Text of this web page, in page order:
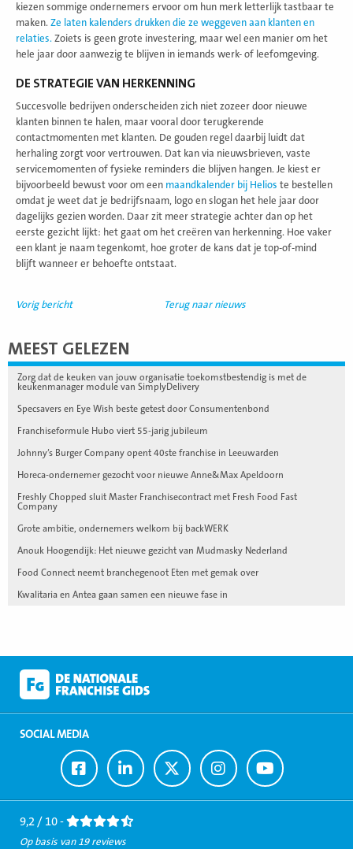
kiezen sommige ondernemers ervoor om hun merk letterlijk tastbaar te
maken. Ze laten kalenders drukken die ze weggeven aan klanten en
relaties. Zoiets is geen grote investering, maar wel een manier om het
hele jaar door aanwezig te blijven in iemands werk- of leefomgeving.
DE STRATEGIE VAN HERKENNING
Succesvolle bedrijven onderscheiden zich niet zozeer door nieuwe
klanten binnen te halen, maar vooral door terugkerende
contactmomenten met klanten. De gouden regel daarbij luidt dat
herhaling zorgt voor vertrouwen. Dat kan via nieuwsbrieven, vaste
servicemomenten of fysieke reminders die blijven hangen. Je kiest er
bijvoorbeeld bewust voor om een maandkalender bij Helios te bestellen
omdat je weet dat je bedrijfsnaam, logo en slogan het hele jaar door
dagelijks gezien worden. Daar zit meer strategie achter dan op het
eerste gezicht lijkt: het gaat om het creëren van herkenning. Hoe vaker
een klant je naam tegenkomt, hoe groter de kans dat je top-of-mind
blijft wanneer er behoefte ontstaat.
Vorig bericht Terug naar nieuws
MEEST GELEZEN
Zorg dat de keuken van jouw organisatie toekomstbestendig is met de
keukenmanager module van SimplyDelivery
Specsavers en Eye Wish beste getest door Consumentenbond
Franchiseformule Hubo viert 55-jarig jubileum
Johnny’s Burger Company opent 40ste franchise in Leeuwarden
Horeca-ondernemer gezocht voor nieuwe Anne&Max Apeldoorn
Freshly Chopped sluit Master Franchisecontract met Fresh Food Fast
Company
Grote ambitie, ondernemers welkom bij backWERK
Anouk Hoogendijk: Het nieuwe gezicht van Mudmasky Nederland
Food Connect neemt branchegenoot Eten met gemak over
Kwalitaria en Antea gaan samen een nieuwe fase in
SOCIAL MEDIA
Ga
naar
Facebook
Ga
naar
LinkedIn
Ga
naar
Twitter
Ga
naar
Instagram
Ga
naar
Youtube
9,2 / 10 -
Op basis van 19 reviews